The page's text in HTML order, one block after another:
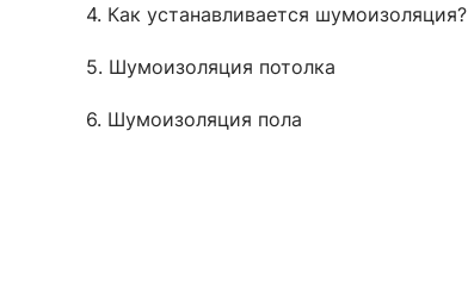
4. Как устанавливается шумоизоляция?
5. Шумоизоляция потолка
6. Шумоизоляция пола